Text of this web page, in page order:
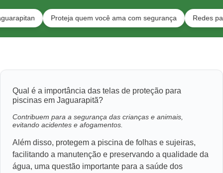
Proteja quem você ama com segurança Redes para pets
Qual é a importância das telas de proteção para
piscinas em Jaguarapitã?
Contribuem para a segurança das crianças e animais,
evitando acidentes e afogamentos.
Além disso, protegem a piscina de folhas e sujeiras,
facilitando a manutenção e preservando a qualidade da
água, uma questão importante para a saúde dos